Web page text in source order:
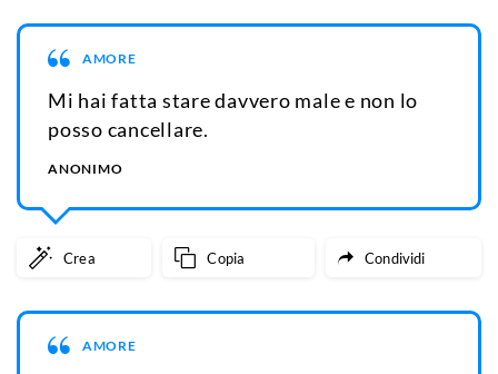
AMORE
Mi hai fatta stare davvero male e non lo
posso cancellare.
ANONIMO
Crea Copia Condividi
AMORE